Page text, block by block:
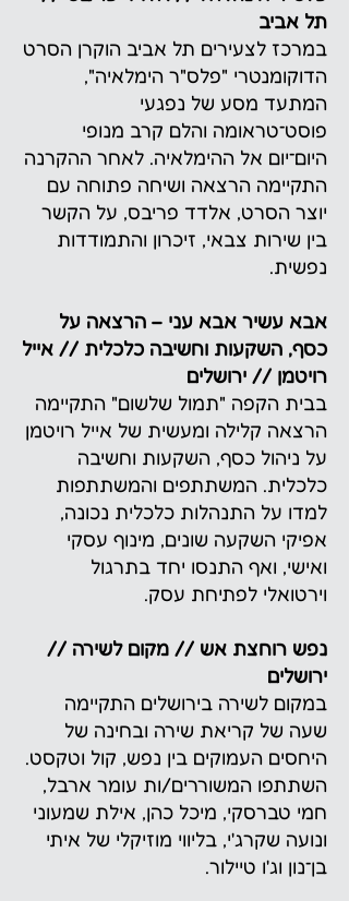
תל אביב
במרכז לצעירים תל אביב הוקרן הסרט
הדוקומנטרי "פלס"ר הימלאיה",
המתעד מסע של נפגעי
פוסט־טראומה והלם קרב מנופי
היום־יום אל ההימלאיה. לאחר ההקרנה
התקיימה הרצאה ושיחה פתוחה עם
יוצר הסרט, אלדד פריבס, על הקשר
בין שירות צבאי, זיכרון והתמודדות
נפשית.
אבא עשיר אבא עני – הרצאה על
כסף, השקעות וחשיבה כלכלית // אייל
רויטמן // ירושלים
בבית הקפה "תמול שלשום" התקיימה
הרצאה קלילה ומעשית של אייל רויטמן
על ניהול כסף, השקעות וחשיבה
כלכלית. המשתתפים והמשתתפות
למדו על התנהלות כלכלית נכונה,
אפיקי השקעה שונים, מינוף עסקי
ואישי, ואף התנסו יחד בתרגול
וירטואלי לפתיחת עסק.
נפש רוחצת אש // מקום לשירה //
ירושלים
במקום לשירה בירושלים התקיימה
שעה של קריאת שירה ובחינה של
היחסים העמוקים בין נפש, קול וטקסט.
השתתפו המשוררים/ות עומר ארבל,
חמי טברסקי, מיכל כהן, אילת שמעוני
ונועה שקרג'י, בליווי מוזיקלי של איתי
בן־נון וג'ו טיילור.